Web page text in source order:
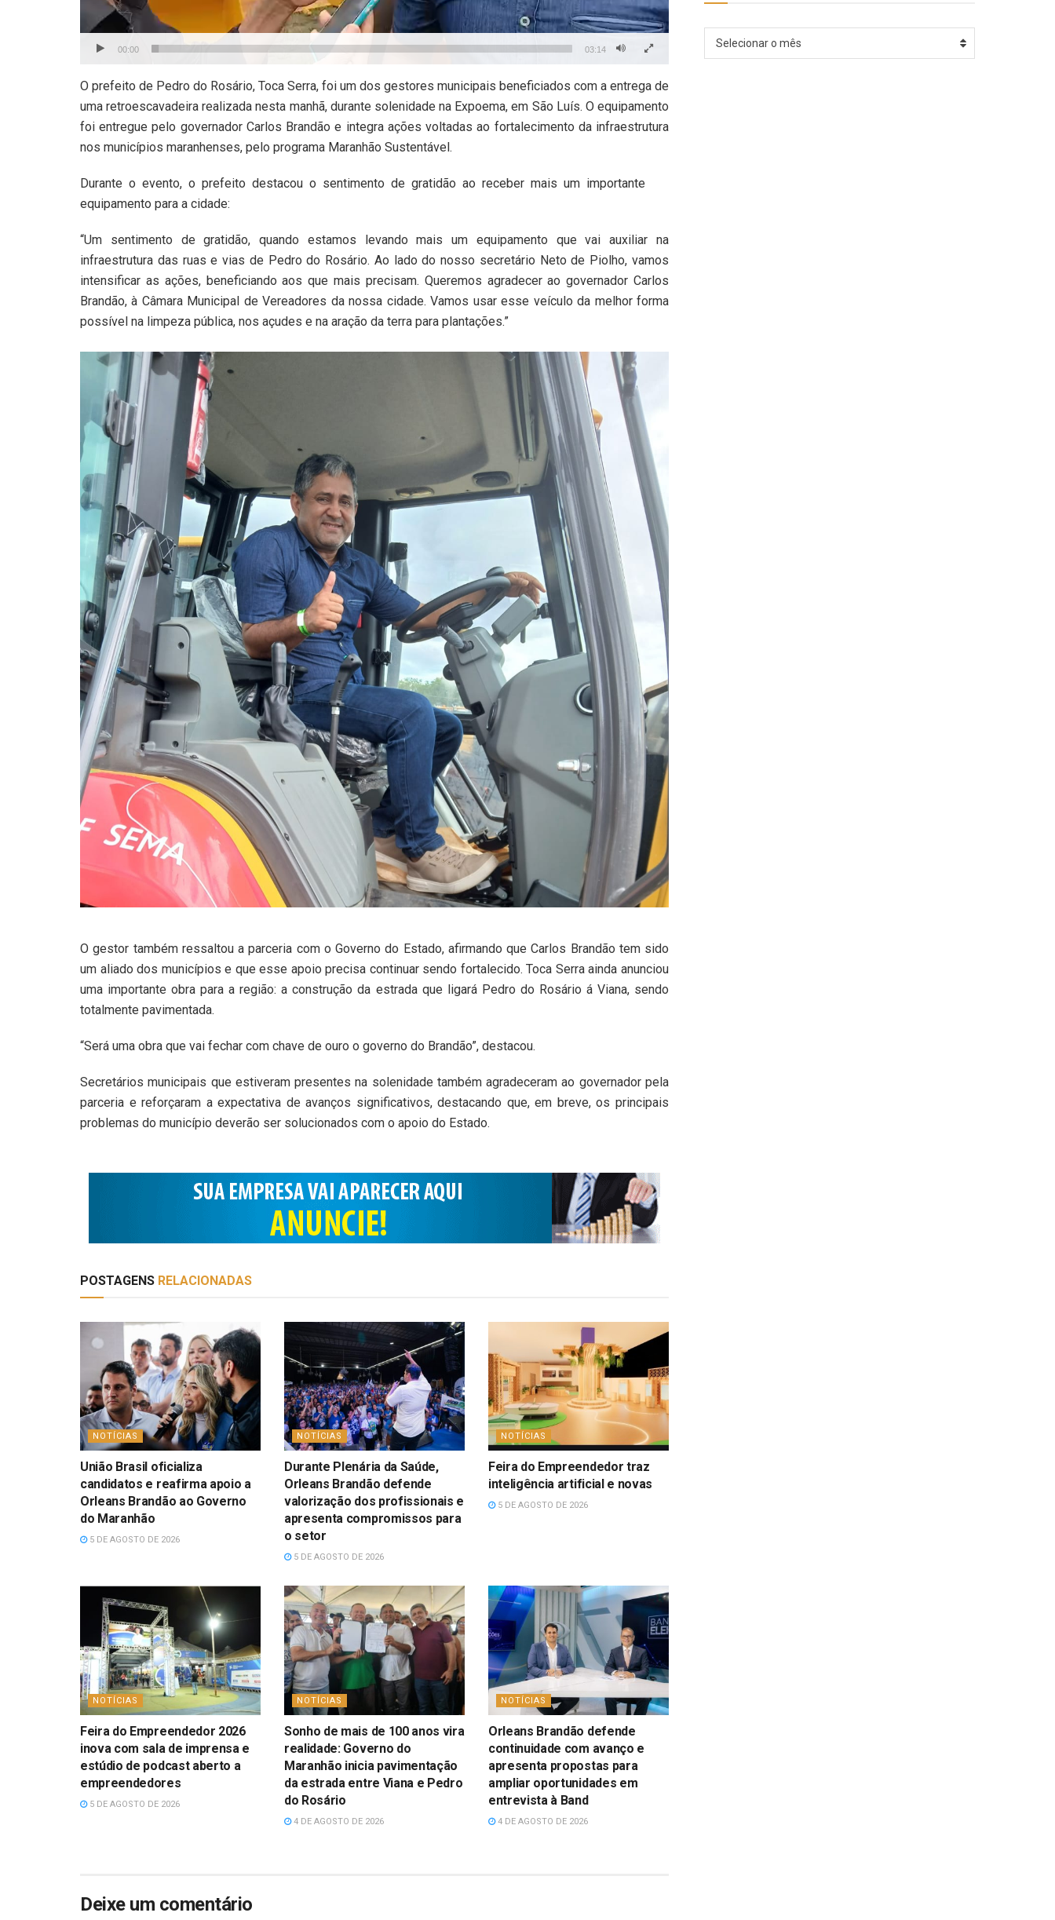
00:00 03:14
O prefeito de Pedro do Rosário, Toca Serra, foi um dos gestores municipais beneficiados com a entrega de
uma retroescavadeira realizada nesta manhã, durante solenidade na Expoema, em São Luís. O equipamento
foi entregue pelo governador Carlos Brandão e integra ações voltadas ao fortalecimento da infraestrutura
nos municípios maranhenses, pelo programa Maranhão Sustentável.
Durante o evento, o prefeito destacou o sentimento de gratidão ao receber mais um importante
equipamento para a cidade:
“Um sentimento de gratidão, quando estamos levando mais um equipamento que vai auxiliar na
infraestrutura das ruas e vias de Pedro do Rosário. Ao lado do nosso secretário Neto de Piolho, vamos
intensificar as ações, beneficiando aos que mais precisam. Queremos agradecer ao governador Carlos
Brandão, à Câmara Municipal de Vereadores da nossa cidade. Vamos usar esse veículo da melhor forma
possível na limpeza pública, nos açudes e na aração da terra para plantações.”
O gestor também ressaltou a parceria com o Governo do Estado, afirmando que Carlos Brandão tem sido
um aliado dos municípios e que esse apoio precisa continuar sendo fortalecido. Toca Serra ainda anunciou
uma importante obra para a região: a construção da estrada que ligará Pedro do Rosário á Viana, sendo
totalmente pavimentada.
“Será uma obra que vai fechar com chave de ouro o governo do Brandão”, destacou.
Secretários municipais que estiveram presentes na solenidade também agradeceram ao governador pela
parceria e reforçaram a expectativa de avanços significativos, destacando que, em breve, os principais
problemas do município deverão ser solucionados com o apoio do Estado.
POSTAGENS RELACIONADAS
NOTÍCIAS
União Brasil oficializa
candidatos e reafirma apoio a
Orleans Brandão ao Governo
do Maranhão
5 DE AGOSTO DE 2026
NOTÍCIAS
Durante Plenária da Saúde,
Orleans Brandão defende
valorização dos profissionais e
apresenta compromissos para
o setor
5 DE AGOSTO DE 2026
NOTÍCIAS
Feira do Empreendedor traz
inteligência artificial e novas
5 DE AGOSTO DE 2026
NOTÍCIAS
Feira do Empreendedor 2026
inova com sala de imprensa e
estúdio de podcast aberto a
empreendedores
5 DE AGOSTO DE 2026
NOTÍCIAS
Sonho de mais de 100 anos vira
realidade: Governo do
Maranhão inicia pavimentação
da estrada entre Viana e Pedro
do Rosário
4 DE AGOSTO DE 2026
NOTÍCIAS
Orleans Brandão defende
continuidade com avanço e
apresenta propostas para
ampliar oportunidades em
entrevista à Band
4 DE AGOSTO DE 2026
Deixe um comentário
Selecionar o mês